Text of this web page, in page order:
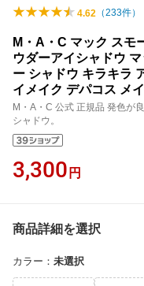
4.62 （233件）
M・A・C マック スモ
ウダーアイシャドウ
ー シャドウ キラキラ
イメイク デパコス メ
M・A・C 公式 正規品 発色が
シャドウ。
3,300 円
商品詳細を選択
カラー ： 未選択